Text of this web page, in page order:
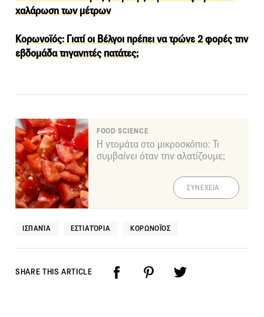
χαλάρωση των μέτρων
Κορωνοϊός: Γιατί οι Βέλγοι πρέπει να τρώνε 2 φορές την
εβδομάδα τηγανητές πατάτες;
FOOD SCIENCE
Η ντομάτα στο μικροσκόπιο: Τι
συμβαίνει όταν την αλατίζουμε;
ΣΥΝΕΧΕΙΑ
IΣΠΑΝΊΑ ΕΣΤΙΑΤΌΡΙΑ ΚΟΡΩΝΟΪΌΣ
SHARE THIS ARTICLE